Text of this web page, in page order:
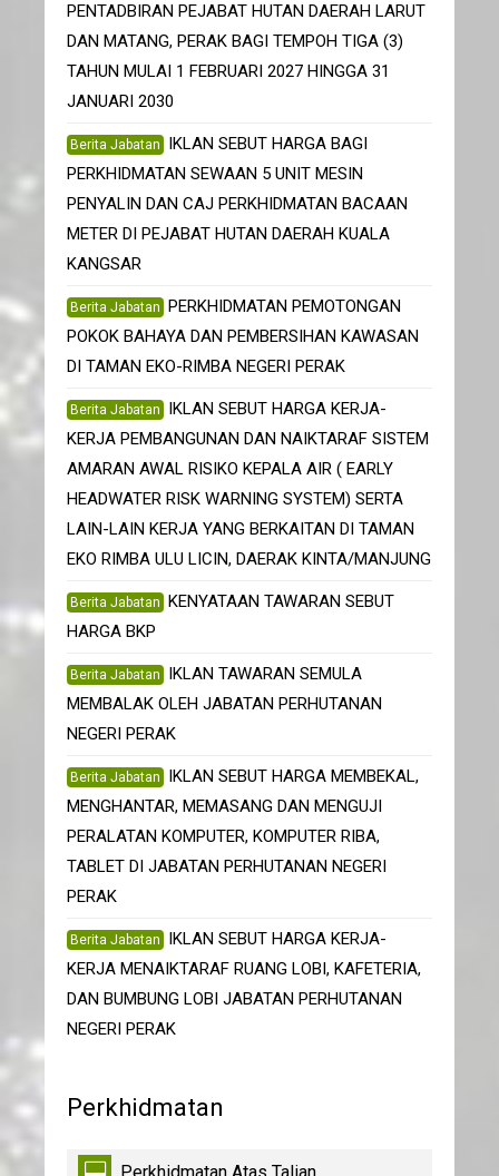
PENTADBIRAN PEJABAT HUTAN DAERAH LARUT
DAN MATANG, PERAK BAGI TEMPOH TIGA (3)
TAHUN MULAI 1 FEBRUARI 2027 HINGGA 31
JANUARI 2030
Berita Jabatan
IKLAN SEBUT HARGA BAGI
PERKHIDMATAN SEWAAN 5 UNIT MESIN
PENYALIN DAN CAJ PERKHIDMATAN BACAAN
METER DI PEJABAT HUTAN DAERAH KUALA
KANGSAR
Berita Jabatan PERKHIDMATAN PEMOTONGAN
POKOK BAHAYA DAN PEMBERSIHAN KAWASAN
DI TAMAN EKO-RIMBA NEGERI PERAK
Berita Jabatan
IKLAN SEBUT HARGA KERJA-
KERJA PEMBANGUNAN DAN NAIKTARAF SISTEM
AMARAN AWAL RISIKO KEPALA AIR ( EARLY
HEADWATER RISK WARNING SYSTEM) SERTA
LAIN-LAIN KERJA YANG BERKAITAN DI TAMAN
EKO RIMBA ULU LICIN, DAERAK KINTA/MANJUNG
Berita Jabatan KENYATAAN TAWARAN SEBUT
HARGA BKP
Berita Jabatan
IKLAN TAWARAN SEMULA
MEMBALAK OLEH JABATAN PERHUTANAN
NEGERI PERAK
Berita Jabatan
IKLAN SEBUT HARGA MEMBEKAL,
MENGHANTAR, MEMASANG DAN MENGUJI
PERALATAN KOMPUTER, KOMPUTER RIBA,
TABLET DI JABATAN PERHUTANAN NEGERI
PERAK
Berita Jabatan
IKLAN SEBUT HARGA KERJA-
KERJA MENAIKTARAF RUANG LOBI, KAFETERIA,
DAN BUMBUNG LOBI JABATAN PERHUTANAN
NEGERI PERAK
Perkhidmatan